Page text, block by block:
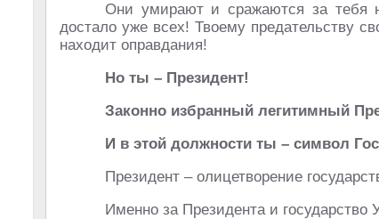
Они умирают и сражаются за тебя
достало уже всех! Твоему предательству
находит оправдания!
Но ты – Президент!
Законно избранный легитимный
И в этой должности ты – символ
Президент – олицетворение
Именно за Президента и государство